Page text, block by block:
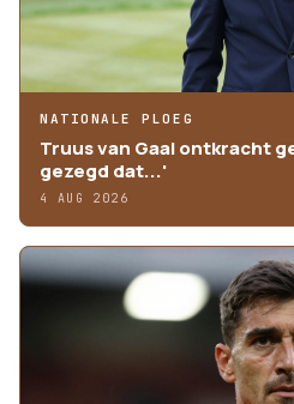
NATIONALE PLOEG
Truus van Gaal ontkracht
gezegd dat...'
4 AUG 2026